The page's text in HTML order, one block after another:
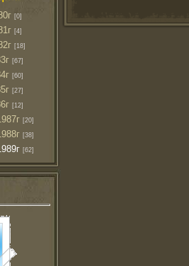
[0]
[4]
[18]
[67]
[60]
[27]
[12]
[20]
[38]
[62]